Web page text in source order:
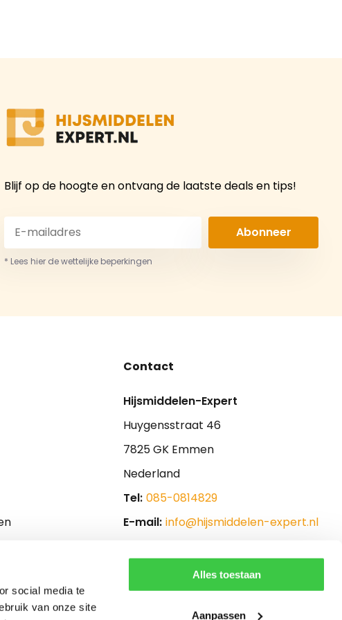
social media te
van onze site
Alles toestaan
Aanpassen
Blijf op de hoogte en ontvang de laatste deals en tips!
Abonneer
* Lees hier de wettelijke beperkingen
Contact
Hijsmiddelen-Expert
Huygensstraat 46
7825 GK Emmen
Nederland
Tel: 085-0814829
E-mail: info@hijsmiddelen-expert.nl